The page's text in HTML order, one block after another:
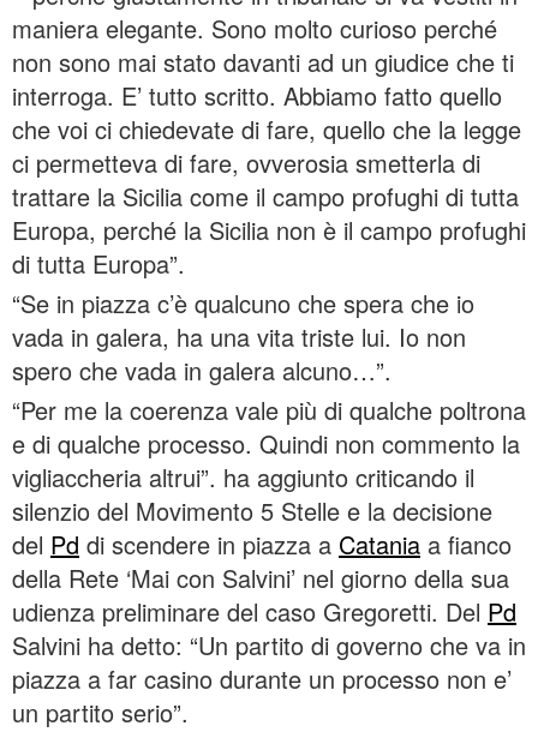
maniera elegante. Sono molto curioso perché
non sono mai stato davanti ad un giudice che ti
interroga. E’ tutto scritto. Abbiamo fatto quello
che voi ci chiedevate di fare, quello che la legge
ci permetteva di fare, ovverosia smetterla di
trattare la Sicilia come il campo profughi di tutta
Europa, perché la Sicilia non è il campo profughi
di tutta Europa”.
“Se in piazza c’è qualcuno che spera che io
vada in galera, ha una vita triste lui. Io non
spero che vada in galera alcuno…”.
“Per me la coerenza vale più di qualche poltrona
e di qualche processo. Quindi non commento la
vigliaccheria altrui”. ha aggiunto criticando il
silenzio del Movimento 5 Stelle e la decisione
del Pd di scendere in piazza a Catania a fianco
della Rete ‘Mai con Salvini’ nel giorno della sua
udienza preliminare del caso Gregoretti. Del Pd
Salvini ha detto: “Un partito di governo che va in
piazza a far casino durante un processo non e’
un partito serio”.